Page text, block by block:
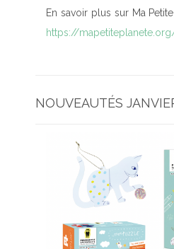
En savoir plus sur Ma
https://
NOUVEAUTÉS